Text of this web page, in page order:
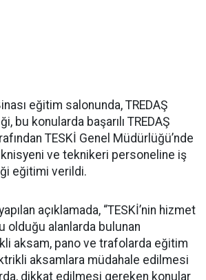
eğitim salonunda, TREDAŞ
bu konularda başarılı TREDAŞ
TESKİ Genel Müdürlüğü’nde
ve teknikeri personeline iş
eğitimi verildi.
açıklamada, “TESKİ’nin hizmet
olduğu alanlarda bulunan
aksam, pano ve trafolarda eğitim
aksamlara müdahale edilmesi
dikkat edilmesi gereken konular